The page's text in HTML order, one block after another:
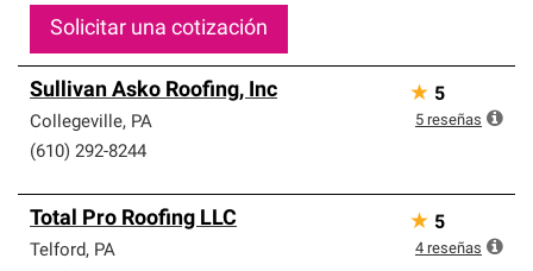
Solicitar una cotización
Sullivan Asko Roofing, Inc
Collegeville, PA
(610) 292-8244
★ 5
5 reseñas
Total Pro Roofing LLC
Telford, PA
★ 5
4 reseñas